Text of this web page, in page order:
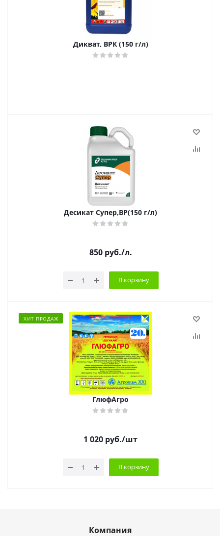
Дикват, ВРК (150 г/л)
Десикат Супер,ВР(150 г/л)
850руб./л.
В корзину
ХИТ ПРОДАЖ
ГлюфАгро
1 020 руб./шт
В корзину
Компания